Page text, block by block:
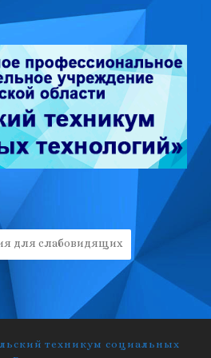
для слабовидящих
техникум социальных